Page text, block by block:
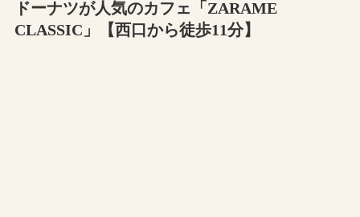
ドーナツが人気のカフェ「ZARAME
CLASSIC」【西口から徒歩11分】